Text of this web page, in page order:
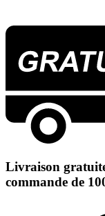
Livraison
commande de